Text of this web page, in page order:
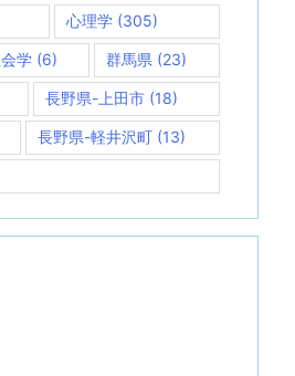
心理学 (305)
学(6) 群馬県 (23)
長野県-上田市(18)
長野県-軽井沢町 (13)